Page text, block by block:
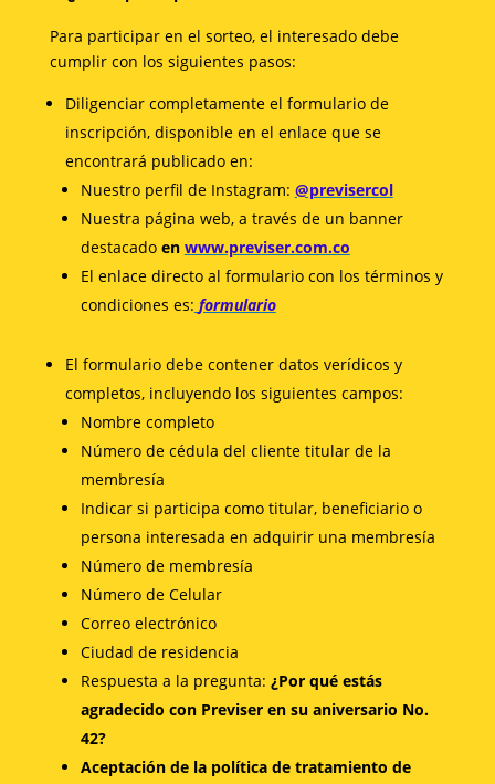
Para participar en el sorteo, el interesado debe
cumplir con los siguientes pasos:
Diligenciar completamente el formulario de
inscripción, disponible en el enlace que se
encontrará publicado en:
Nuestro perfil de Instagram: @previsercol
Nuestra página web, a través de un banner
destacadoen www.previser.com.co
El enlace directo al formulario con los términos y
condiciones es: formulario
El formulario debe contener datos verídicos y
completos, incluyendo los siguientes campos:
Nombre completo
Número de cédula del cliente titular de la
membresía
Indicar si participa como titular, beneficiario o
persona interesada en adquirir una membresía
Número de membresía
Número de Celular
Correo electrónico
Ciudad de residencia
Respuesta a la pregunta: ¿Por qué estás
agradecido con Previser en su aniversario No.
42?
Aceptación de la política de tratamiento de